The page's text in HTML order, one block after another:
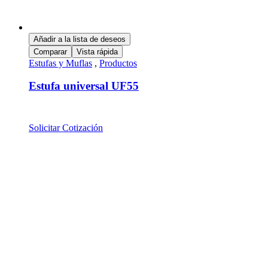
Añadir a la lista de deseos
Comparar
Vista rápida
Estufas y Muflas , Productos
Estufa universal UF55
Solicitar Cotización